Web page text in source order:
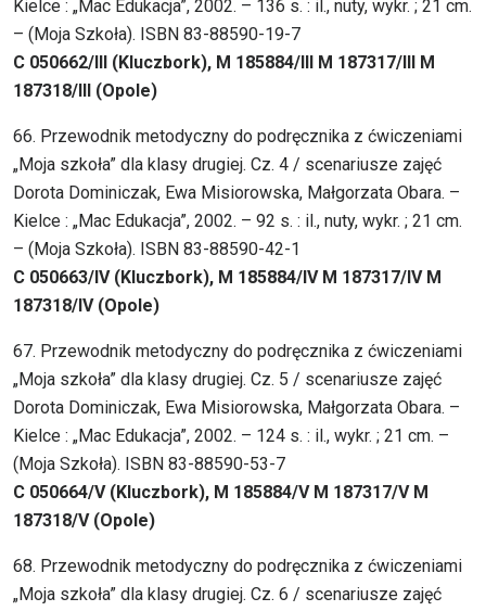
Kielce : „Mac Edukacja”, 2002. – 136 s. : il., nuty, wykr. ; 21 cm.
– (Moja Szkoła). ISBN 83-88590-19-7
C 050662/III (Kluczbork), M 185884/III M 187317/III M
187318/III (Opole)
66. Przewodnik metodyczny do podręcznika z ćwiczeniami
„Moja szkoła” dla klasy drugiej. Cz. 4 / scenariusze zajęć
Dorota Dominiczak, Ewa Misiorowska, Małgorzata Obara. –
Kielce : „Mac Edukacja”, 2002. – 92 s. : il., nuty, wykr. ; 21 cm.
– (Moja Szkoła). ISBN 83-88590-42-1
C 050663/IV (Kluczbork), M 185884/IV M 187317/IV M
187318/IV (Opole)
67. Przewodnik metodyczny do podręcznika z ćwiczeniami
„Moja szkoła” dla klasy drugiej. Cz. 5 / scenariusze zajęć
Dorota Dominiczak, Ewa Misiorowska, Małgorzata Obara. –
Kielce : „Mac Edukacja”, 2002. – 124 s. : il., wykr. ; 21 cm. –
(Moja Szkoła). ISBN 83-88590-53-7
C 050664/V (Kluczbork), M 185884/V M 187317/V M
187318/V (Opole)
68. Przewodnik metodyczny do podręcznika z ćwiczeniami
„Moja szkoła” dla klasy drugiej. Cz. 6 / scenariusze zajęć